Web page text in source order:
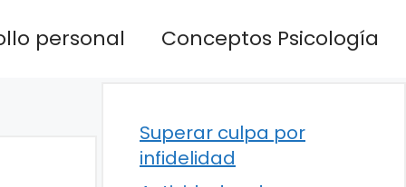
personal Conceptos Psicología
Superar culpa por
infidelidad